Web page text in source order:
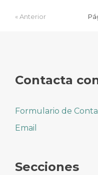
« Anterior
Contacta
Formulario de
Email
Secciones